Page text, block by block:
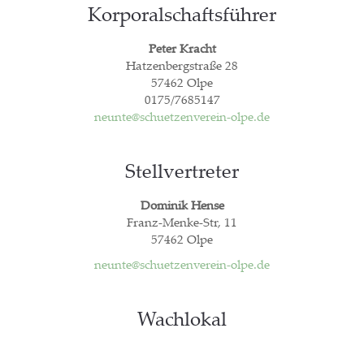
Kor­po­ral­schafts­füh­rer
Peter Kracht
Hat­zen­berg­stra­ße 28
57462 Olpe
0175/7685147
neunte@schuetzenverein-olpe.de
Stell­ver­tre­ter
Domi­nik Hen­se
Franz-Men­ke-Str, 11
57462 Olpe
neunte@schuetzenverein-olpe.de
Wach­lo­kal